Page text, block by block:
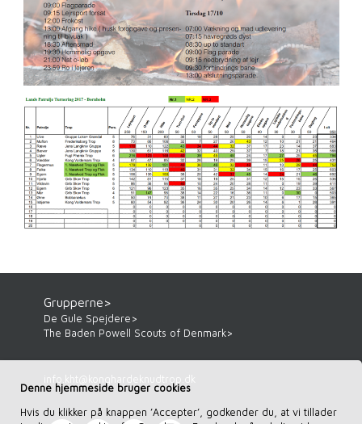
Grupperne>
De Gule Spejdere>
The Baden Powell Scouts of Denmark>
info.kht konghardeknudtrop.dk
Denne hjemmeside bruger cookies
Hvis du klikker på knappen ’Accepter’, godkender du, at vi tillader